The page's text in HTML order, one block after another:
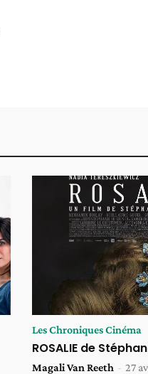
Les Chroniques Cinéma
ROSALIE de
Magali Van Reeth - 27